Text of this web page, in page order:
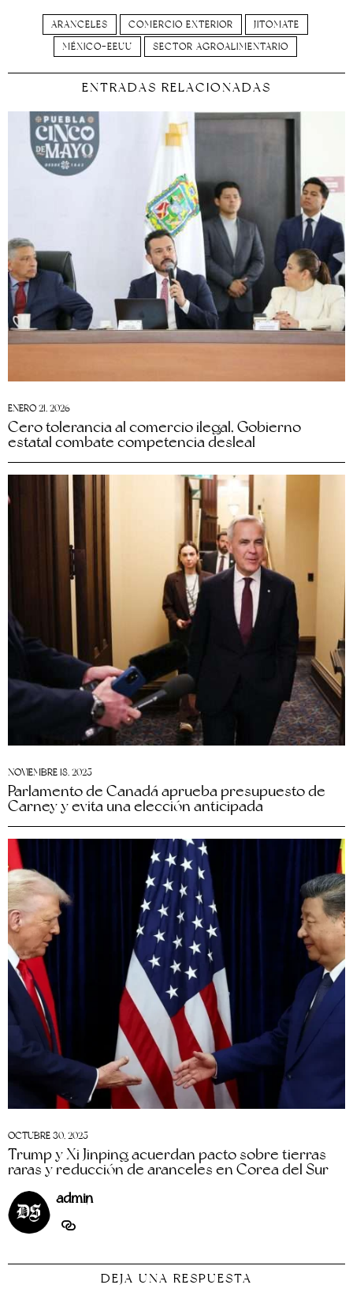
ARANCELES COMERCIO EXTERIOR
JITOMATE
MÉXICO-EEUU
SECTOR AGROALIMENTARIO
ENTRADAS RELACIONADAS
ENERO 21, 2026
Cero tolerancia al comercio ilegal, Gobierno
estatal combate competencia desleal
NOVIEMBRE 18, 2025
Parlamento de Canadá aprueba presupuesto de
Carney y evita una elección anticipada
OCTUBRE 30, 2025
Trump y Xi Jinping acuerdan pacto sobre tierras
raras y reducción de aranceles en Corea del Sur
admin
DEJA UNA RESPUESTA